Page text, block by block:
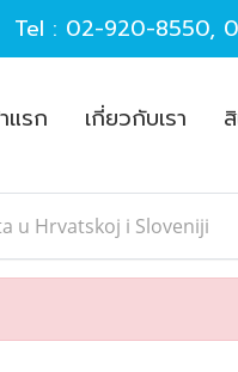
Tel : 02-920-8550,
แรก เกี่ยวกับเรา
u Hrvatskoj i Sloveniji